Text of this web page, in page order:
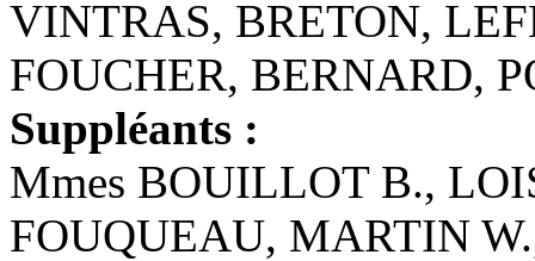
VINTRAS, BRETON,
FOUCHER, BERNARD,
Suppléants :
Mmes BOUILLOT B.,
FOUQUEAU, MARTIN